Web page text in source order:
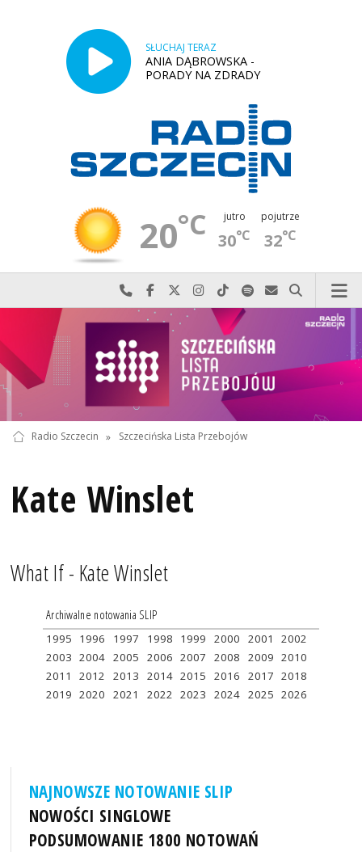
SŁUCHAJ TERAZ
ANIA DĄBROWSKA -
PORADY NA ZDRADY
20°C jutro
30°C
pojutrze
32°C
Najlepiej po prostu do nas zadzwoń
Odwiedź nas na Facebook-u
Odwiedź nas na X
Odwiedź nas na Instagram-ie
Odwiedź nas na TikTok-u
Szukaj nas na Spotify
Wyślij do nas
Szukaj
Radio Szczecin » Szczecińska Lista Przebojów
Kate Winslet
What If - Kate Winslet
Archiwalne notowania SLIP
1995 1996 1997 1998 1999 2000 2001
2002
2003 2004 2005 2006 2007 2008 2009 2010
2011
2012 2013 2014 2015 2016 2017 2018
2019 2020 2021 2022 2023 2024 2025 2026
NAJNOWSZE NOTOWANIE SLIP
NOWOŚCI SINGLOWE
PODSUMOWANIE 1800 NOTOWAŃ